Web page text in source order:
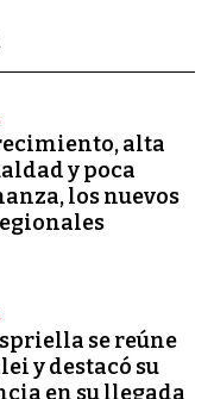
alta
y poca
los nuevos
se reúne
y destacó su
en su llegada